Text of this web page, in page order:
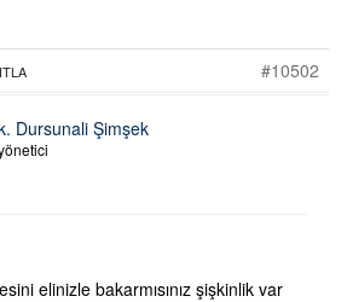
#10502
Dursunali Şimşek
elinizle bakarmısınız şişkinlik var